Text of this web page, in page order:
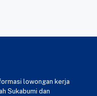
lowongan kerja
Sukabumi dan